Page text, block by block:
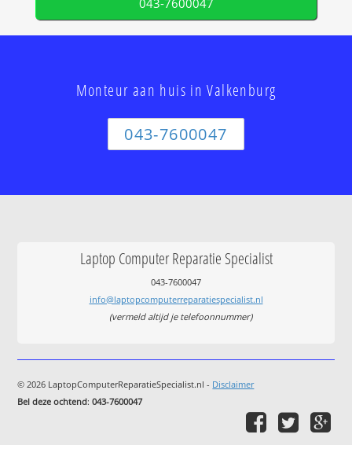
043-7600047
Monteur aan huis in Valkenburg
043-7600047
Laptop Computer Reparatie Specialist
043-7600047
info@laptopcomputerreparatiespecialist.nl
(vermeld altijd je telefoonnummer)
© 2026 LaptopComputerReparatieSpecialist.nl - Disclaimer
Bel deze ochtend:043-7600047